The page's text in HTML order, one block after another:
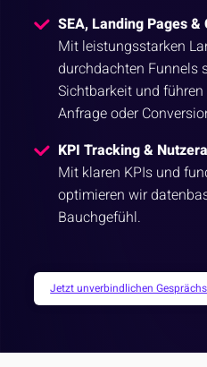
SEA, Landing Pages
Mit leistungsstarken
durchdachten Funnels
Sichtbarkeit und
Anfrage oder
KPI Tracking &
Mit klaren KPIs und
optimieren wir
Bauchgefühl.
Jetzt unverbindlichen